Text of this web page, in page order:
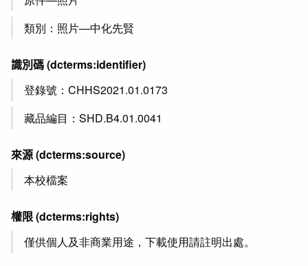
類別：照片—中化先賢
識別碼(dcterms:identifier)
登錄號：CHHS2021.01.0173
藏品編目：SHD.B4.01.0041
來源(dcterms:source)
本校檔案
權限(dcterms:rights)
僅供個人及非商業用途，下載使用請註明出處。